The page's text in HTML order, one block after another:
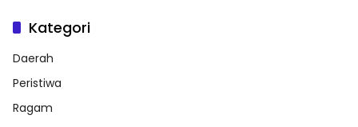
Kategori
Daerah
Peristiwa
Ragam